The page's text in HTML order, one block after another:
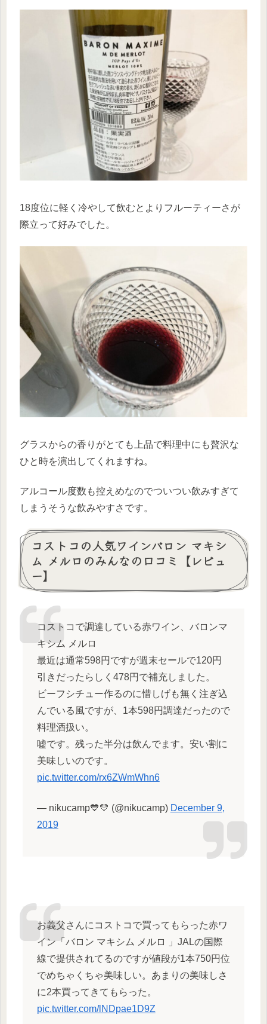
18度位に軽く冷やして飲むとよりフルーティーさが
際立って好みでした。
グラスからの香りがとても上品で料理中にも贅沢な
ひと時を演出してくれますね。
アルコール度数も控えめなのでついつい飲みすぎて
しまうそうな飲みやすさです。
コストコの人気ワインバロン マキシ
ム メルロのみんなの口コミ【レビュ
ー】
コストコで調達している赤ワイン、バロンマ
キシム メルロ
最近は通常598円ですが週末セールで120円
引きだったらしく478円で補充しました。
ビーフシチュー作るのに惜しげも無く注ぎ込
んでいる風ですが、1本598円調達だったので
料理酒扱い。
嘘です。残った半分は飲んでます。安い割に
美味しいのです。
pic.twitter.com/rx6ZWmWhn6
— nikucamp💙💛 (@nikucamp) December 9,
2019
お義父さんにコストコで買ってもらった赤ワ
イン「バロン マキシム メルロ 」JALの国際
線で提供されてるのですが値段が1本750円位
でめちゃくちゃ美味しい。あまりの美味しさ
に2本買ってきてもらった。
pic.twitter.com/lNDpae1D9Z